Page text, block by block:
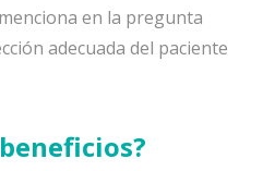
en la pregunta
adecuada del paciente